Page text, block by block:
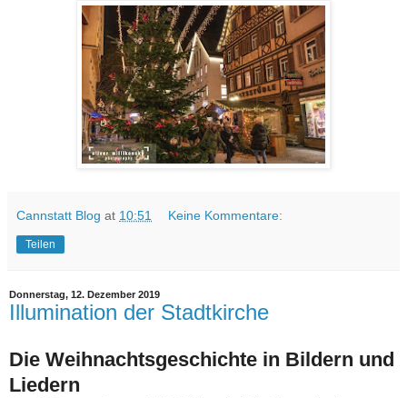
Cannstatt Blog at 10:51 Keine Kommentare:
Teilen
Donnerstag, 12. Dezember 2019
Illumination der Stadtkirche
Die Weihnachtsgeschichte in Bildern und
Liedern